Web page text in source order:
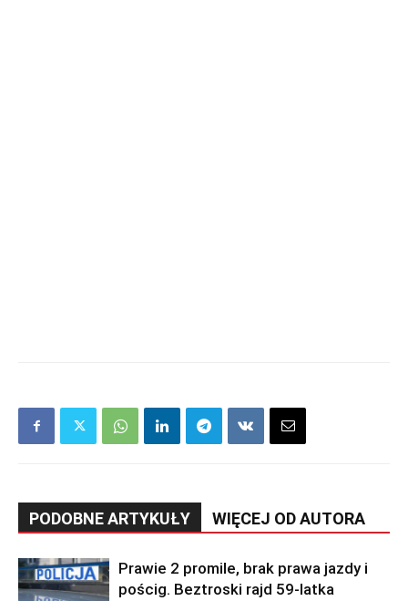
PODOBNE ARTYKUŁY WIĘCEJ OD AUTORA
Prawie 2 promile, brak prawa jazdy i
pościg. Beztroski rajd 59-latka